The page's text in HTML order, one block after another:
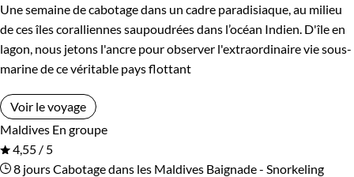
Une semaine de cabotage dans un cadre paradisiaque, au milieu
de ces îles coralliennes saupoudrées dans l’océan Indien. D'île en
lagon, nous jetons l'ancre pour observer l'extraordinaire vie sous-
marine de ce véritable pays flottant
Voir le voyage
Maldives En groupe
4,55 / 5
8 joursCabotage dans les Maldives Baignade - Snorkeling